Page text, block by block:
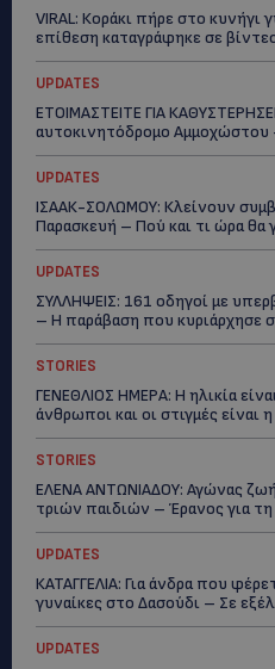
VIRAL: Κοράκι πήρε στο κυνήγι
επίθεση καταγράφηκε σε
UPDATES
ΕΤΟΙΜΑΣΤΕΙΤΕ ΓΙΑ
αυτοκινητόδρομο Αμμοχώστου
UPDATES
ΙΣΑΑΚ-ΣΟΛΩΜΟΥ: Κλείνουν
Παρασκευή – Πού και τι ώρα θα
UPDATES
ΣΥΛΛΗΨΕΙΣ: 161 οδηγοί με
– Η παράβαση που κυριάρχησε
STORIES
ΓΕΝΕΘΛΙΟΣ ΗΜΕΡΑ: Η ηλικία
άνθρωποι και οι στιγμές είναι
STORIES
ΕΛΕΝΑ ΑΝΤΩΝΙΑΔΟΥ: Αγώνας
τριών παιδιών – Έρανος για
UPDATES
ΚΑΤΑΓΓΕΛΙΑ: Για άνδρα που
γυναίκες στο Δασούδι – Σε
UPDATES